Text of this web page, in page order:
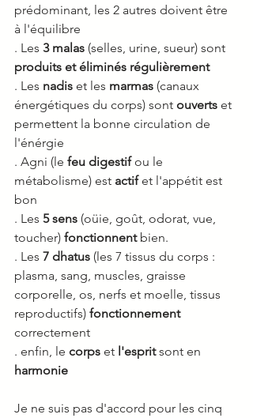
prédominant, les 2 autres doivent être
à l'équilibre
. Les 3 malas (selles, urine, sueur) sont
produits et éliminés régulièrement
. Les nadis et les marmas (canaux
énergétiques du corps) sont ouverts et
permettent la bonne circulation de
l'énérgie
. Agni (le feu digestif ou le
métabolisme) est actif et l'appétit est
bon
. Les 5 sens (oüie, goût, odorat, vue,
toucher) fonctionnent bien.
. Les 7 dhatus (les 7 tissus du corps :
plasma, sang, muscles, graisse
corporelle, os, nerfs et moelle, tissus
reproductifs) fonctionnement
correctement
. enfin, le corps et l'esprit sont en
harmonie
Je ne suis pas d'accord pour les cinq